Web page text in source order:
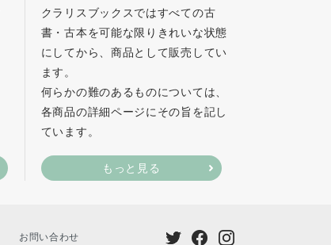
クラリスブックスではすべての古
書・古本を可能な限りきれいな状態
にしてから、商品として販売してい
ます。
何らかの難のあるものについては、
各商品の詳細ページにその旨を記し
ています。
もっと見る
お問い合わせ